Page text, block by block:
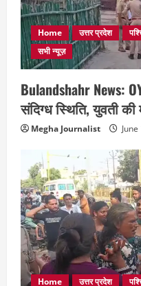
Home उत्तर प्रदेश
सभी न्यूज़
Bulandshahr News:
संदिग्ध स्थिति, युवती
Megha Journalist
Home उत्तर प्रदेश